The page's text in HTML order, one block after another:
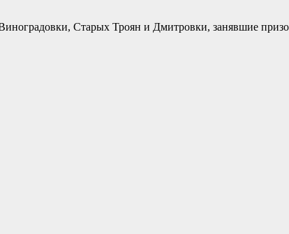
Старых Троян и Дмитровки, занявшие